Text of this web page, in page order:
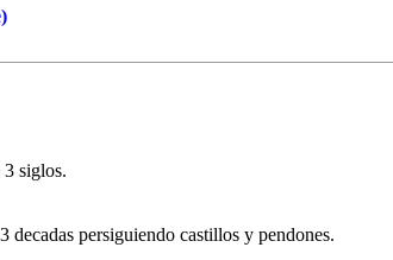
siglos.
decadas persiguiendo castillos y pendones.